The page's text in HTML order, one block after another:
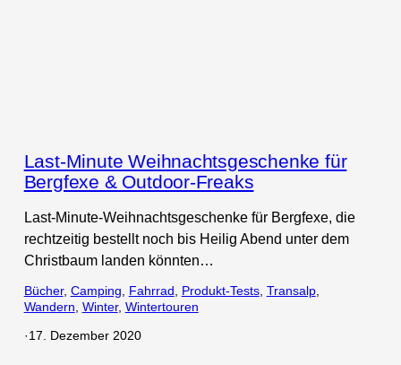
Last-Minute Weihnachtsgeschenke für
Bergfexe & Outdoor-Freaks
Last-Minute-Weihnachtsgeschenke für Bergfexe, die
rechtzeitig bestellt noch bis Heilig Abend unter dem
Christbaum landen könnten…
Bücher, Camping Fahrrad Produkt-Tests, Transalp
Wandern Winter, Wintertouren
·17. Dezember 2020